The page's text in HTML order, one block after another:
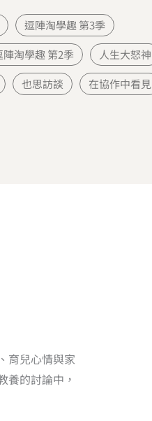
逗陣淘學趣 第3季
陣淘學趣 第2季
人生大怒神
也思訪談
在協作中看見
育兒心情與家
養的討論中，